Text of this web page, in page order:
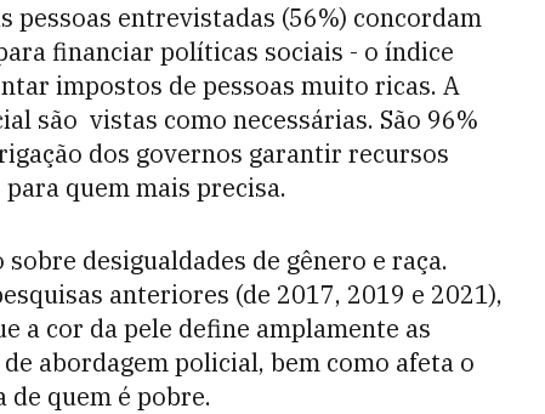
pessoas entrevistadas (56%) concordam
financiar políticas sociais - o índice
impostos de pessoas muito ricas. A
são vistas como necessárias. São 96%
dos governos garantir recursos
quem mais precisa.
desigualdades de gênero e raça.
anteriores (de 2017, 2019 e 2021),
a cor da pele define amplamente as
abordagem policial, bem como afeta o
quem é pobre.